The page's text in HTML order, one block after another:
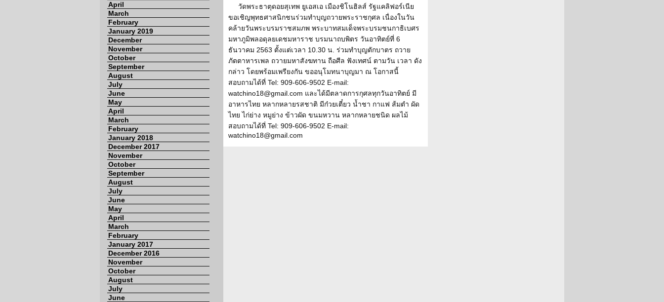
April
March
February
January 2019
December
November
October
September
August
July
June
May
April
March
February
January 2018
December 2017
November
October
September
August
July
June
May
April
March
February
January 2017
December 2016
November
October
August
July
June
วัดพระธาตุดอยสุเทพ ยูเอสเอ เมืองชิโนฮิลส์ รัฐแคลิฟอร์เนีย
ขอเชิญพุทธศาสนิกชนร่วมทำบุญถวายพระราชกุศล เนื่องในวัน
คล้ายวันพระบรมราชสมภพ พระบาทสมเด็จพระบรมชนกาธิเบศร
มหาภูมิพลอดุลยเดชมหาราช บรมนาถบพิตร วันอาทิตย์ที่ 6
ธันวาคม 2563 ตั้งแต่เวลา 10.30 น. ร่วมทำบุญตักบาตร ถวาย
ภัตตาหารเพล ถวายมหาสังฆทาน ถือศีล ฟังเทศน์ ตามวัน เวลา ดัง
กล่าว โดยพร้อมเพรียงกัน ขออนุโมทนาบุญมา ณ โอกาสนี้
สอบถามได้ที่ Tel: 909-606-9502 E-mail:
watchino18@gmail.com และได้มีตลาดการกุศลทุกวันอาทิตย์ มี
อาหารไทย หลากหลายรสชาติ มีก๋วยเตี๋ยว น้ำชา กาแฟ ส้มตำ ผัด
ไทย ไก่ย่าง หมูย่าง ข้าวผัด ขนมหวาน หลากหลายชนิด ผลไม้
สอบถามได้ที่ Tel: 909-606-9502 E-mail:
watchino18@gmail.com